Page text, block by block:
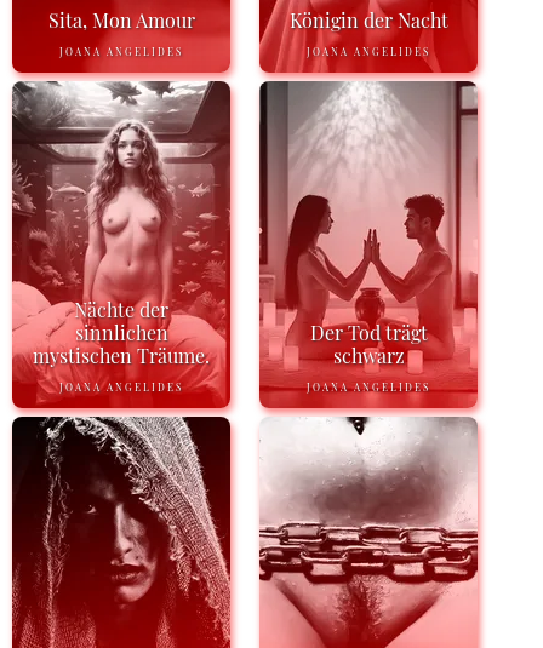
Sita, Mon Amour
JOANA ANGELIDES
Königin der Nacht
JOANA ANGELIDES
Nächte der
sinnlichen
mystischen Träume.
JOANA ANGELIDES
Der Tod trägt
schwarz
JOANA ANGELIDES